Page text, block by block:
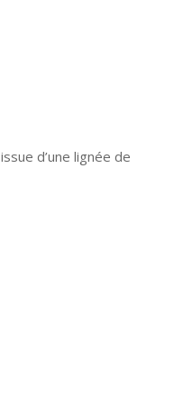
d’une lignée de